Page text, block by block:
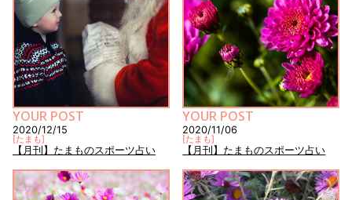
YOUR POST
2020/12/15
[たまも]
【月刊】たまものスポーツ占い
YOUR POST
2020/11/06
[たまも]
【月刊】たまものスポーツ占い